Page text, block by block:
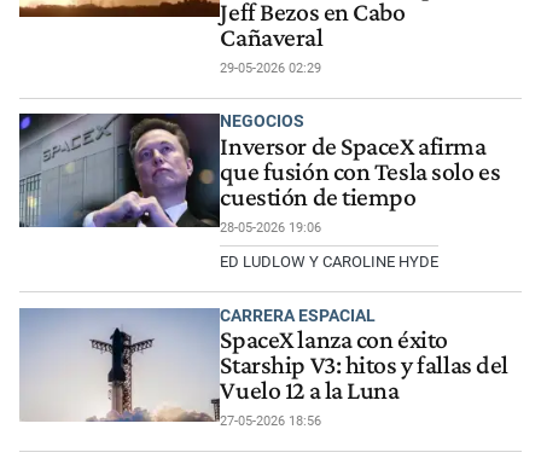
Jeff Bezos en Cabo
Cañaveral
29-05-2026 02:29
NEGOCIOS
Inversor de SpaceX afirma
que fusión con Tesla solo es
cuestión de tiempo
28-05-2026 19:06
ED LUDLOW Y CAROLINE HYDE
CARRERA ESPACIAL
SpaceX lanza con éxito
Starship V3: hitos y fallas del
Vuelo 12 a la Luna
27-05-2026 18:56